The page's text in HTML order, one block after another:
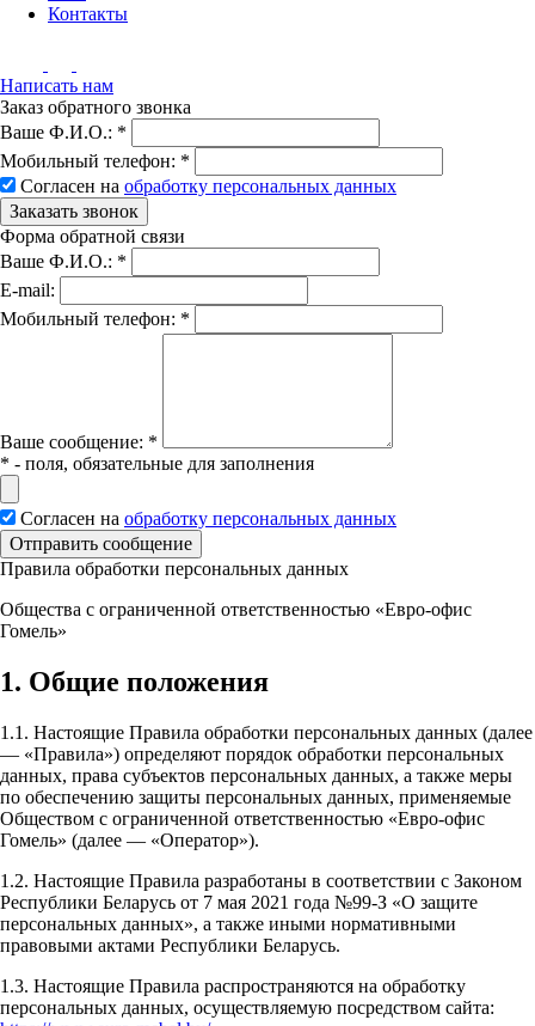
Контакты
Написать нам
Заказ обратного звонка
Ваше Ф.И.О.: *
Мобильный телефон: *
Согласен на обработку персональных данных
Заказать звонок
Форма обратной связи
Ваше Ф.И.О.: *
E-mail:
Мобильный телефон: *
Вашe сообщение: *
* - поля, обязательные для заполнения
Согласен на обработку персональных данных
Отправить сообщение
Правила обработки персональных данных
Общества с ограниченной ответственностью «Евро-офис
Гомель»
1. Общие положения
1.1. Настоящие Правила обработки персональных данных (далее
— «Правила») определяют порядок обработки персональных
данных, права субъектов персональных данных, а также меры
по обеспечению защиты персональных данных, применяемые
Обществом с ограниченной ответственностью «Евро-офис
Гомель» (далее — «Оператор»).
1.2. Настоящие Правила разработаны в соответствии с Законом
Республики Беларусь от 7 мая 2021 года №99-З «О защите
персональных данных», а также иными нормативными
правовыми актами Республики Беларусь.
1.3. Настоящие Правила распространяются на обработку
персональных данных, осуществляемую посредством сайта: